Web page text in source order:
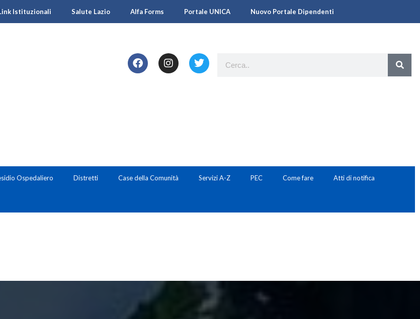
Istituzionali Salute Lazio Alfa Forms Portale UNICA Nuovo Portale Dipendenti
Ospedaliero Distretti Case della Comunità Servizi A-Z PEC Come fare Atti di notifica